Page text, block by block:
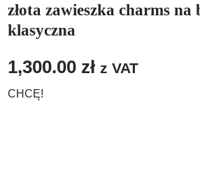
złota zawieszka charms na
klasyczna
1,300.00 zł z VAT
CHCĘ!